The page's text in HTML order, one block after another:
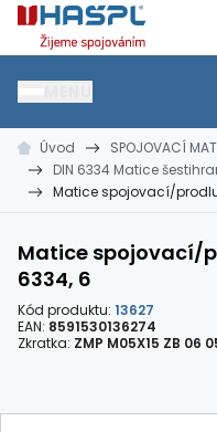
Hašpl
HŘEBÍKY
kramle
SPOJOVACÍ
vruty, šrouby,
Úvod SPOJOVACÍ
DIN 6334 Matice
Matice spojovací/
Matice spojovací/
6334, 6
Kód produktu: 13627
EAN: 8591530136274
Zkratka: ZMP M05X15 ZB 06